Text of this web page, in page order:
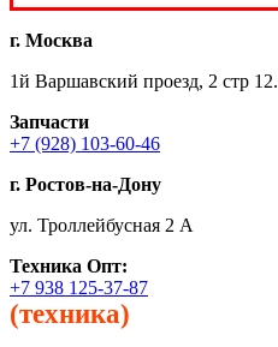
г. Москва
1й Варшавский проезд, 2 стр 12.
Запчасти
+7 (928) 103-60-46
г. Ростов-на-Дону
ул. Троллейбусная 2 А
Техника Опт:
+7 938 125-37-87
(техника)